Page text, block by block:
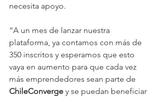
necesita apoyo.
“A un mes de lanzar nuestra
plataforma, ya contamos con más de
350 inscritos y esperamos que esto
vaya en aumento para que cada vez
más emprendedores sean parte de
ChileConverge y se puedan beneficiar